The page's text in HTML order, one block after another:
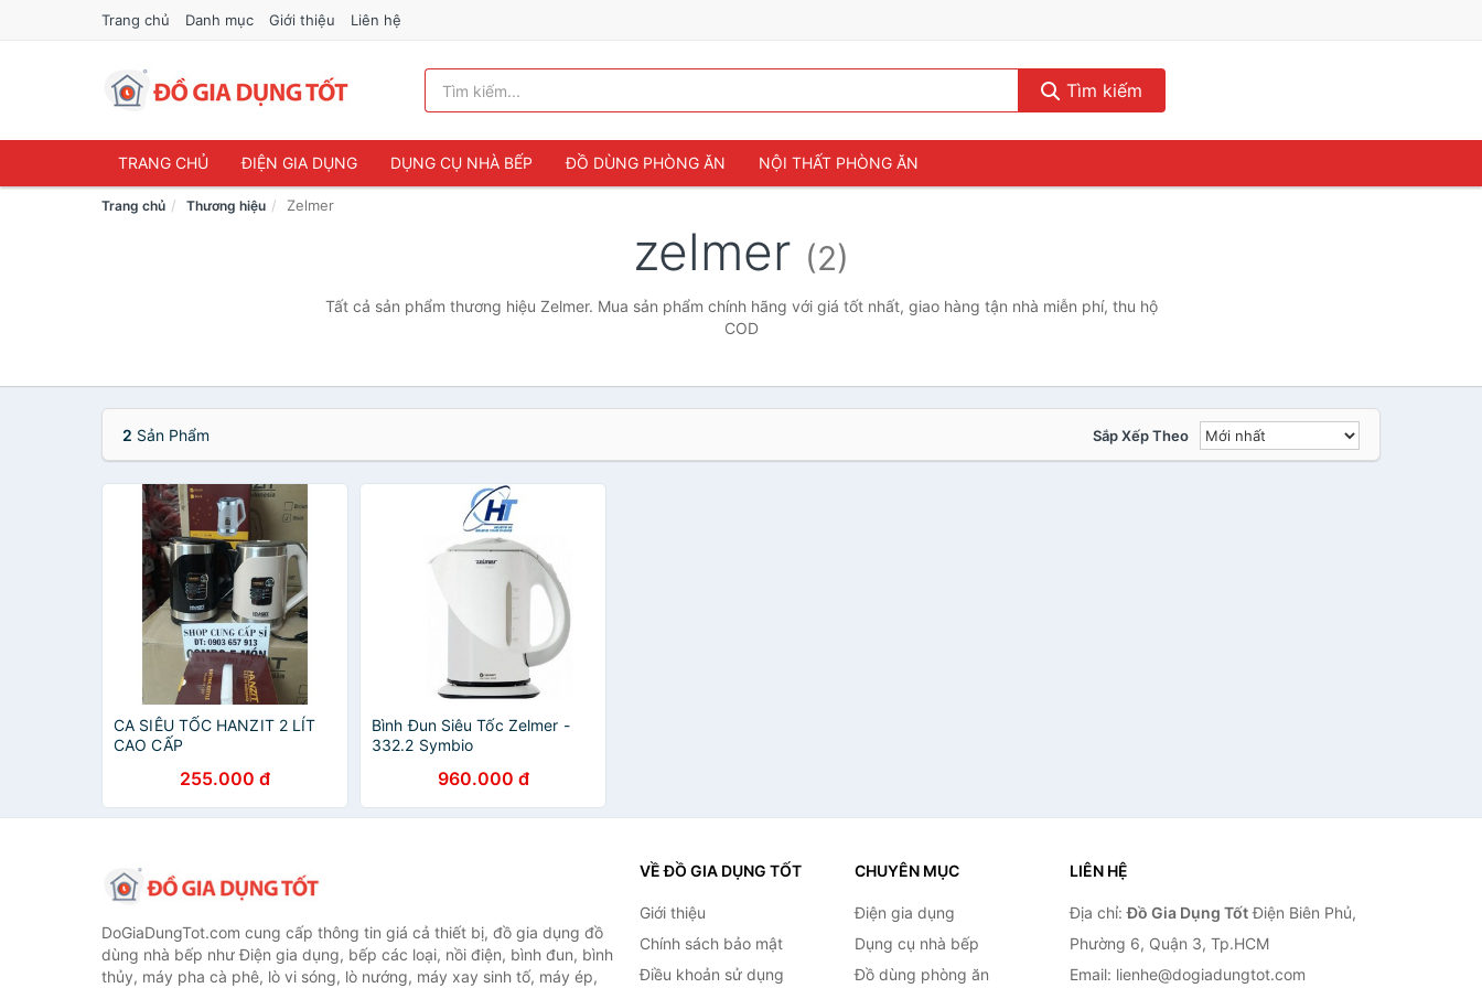
Trang chủ Danh mục Giới thiệu Liên hệ
Tìm kiếm
TRANG CHỦ ĐIỆN GIA DỤNG DỤNG CỤ NHÀ BẾP ĐỒ DÙNG PHÒNG ĂN NỘI THẤT PHÒNG ĂN
Trang chủ Thương hiệu Zelmer
zelmer (2)
Tất cả sản phẩm thương hiệu Zelmer. Mua sản phẩm chính hãng với giá tốt nhất, giao hàng tận nhà miễn phí, thu hộ
COD
2 Sản Phẩm Sắp Xếp Theo
CA SIÊU TỐC HANZIT 2 LÍT
CAO CẤP
255.000 đ
Bình Đun Siêu Tốc Zelmer -
332.2 Symbio
960.000 đ
DoGiaDungTot.com cung cấp thông tin giá cả thiết bị, đồ gia dụng đồ
dùng nhà bếp như Điện gia dụng, bếp các loại, nồi điện, bình đun, bình
thủy, máy pha cà phê, lò vi sóng, lò nướng, máy xay sinh tố, máy ép,
VỀ ĐỒ GIA DỤNG TỐT
Giới thiệu
Chính sách bảo mật
Điều khoản sử dụng
CHUYÊN MỤC
Điện gia dụng
Dụng cụ nhà bếp
Đồ dùng phòng ăn
LIÊN HỆ
Địa chỉ:Đồ Gia Dụng TốtĐiện Biên Phủ,
Phường 6, Quận 3, Tp.HCM
Email: lienhe@dogiadungtot.com